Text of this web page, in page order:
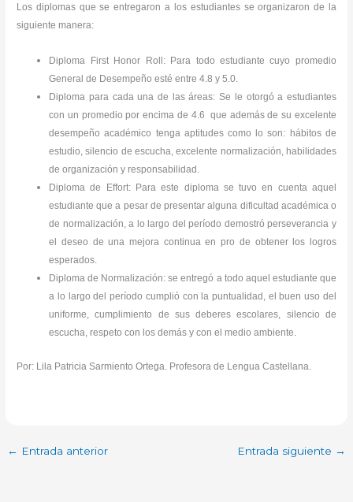
Los diplomas que se entregaron a los estudiantes se organizaron de la
siguiente manera:
Diploma First Honor Roll: Para todo estudiante cuyo promedio
General de Desempeño esté entre 4.8 y 5.0.
Diploma para cada una de las áreas: Se le otorgó a estudiantes
con un promedio por encima de 4.6 que además de su excelente
desempeño académico tenga aptitudes como lo son: hábitos de
estudio, silencio de escucha, excelente normalización, habilidades
de organización y responsabilidad.
Diploma de Effort: Para este diploma se tuvo en cuenta aquel
estudiante que a pesar de presentar alguna dificultad académica o
de normalización, a lo largo del período demostró perseverancia y
el deseo de una mejora continua en pro de obtener los logros
esperados.
Diploma de Normalización: se entregó a todo aquel estudiante que
a lo largo del período cumplió con la puntualidad, el buen uso del
uniforme, cumplimiento de sus deberes escolares, silencio de
escucha, respeto con los demás y con el medio ambiente.
Por: Lila Patricia Sarmiento Ortega. Profesora de Lengua Castellana.
← Entrada anterior Entrada siguiente →